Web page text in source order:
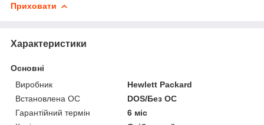
Приховати
Характеристики
Основні
Виробник
Hewlett Packard
Встановлена ОС
DOS/Без ОС
Гарантійний термін
6 міс